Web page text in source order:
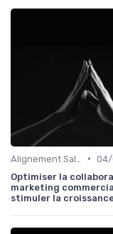
• 04/
Optimiser la
marketing
stimuler la